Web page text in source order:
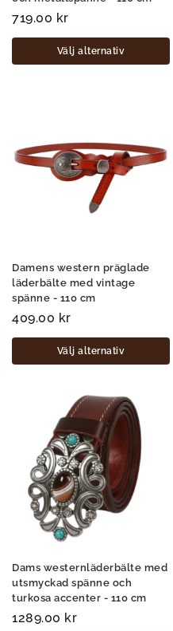
719.00 kr
Välj alternativ
Damens western präglade
läderbälte med vintage
spänne - 110 cm
409.00 kr
Välj alternativ
Dams westernläderbälte med
utsmyckad spänne och
turkosa accenter - 110 cm
1289.00 kr